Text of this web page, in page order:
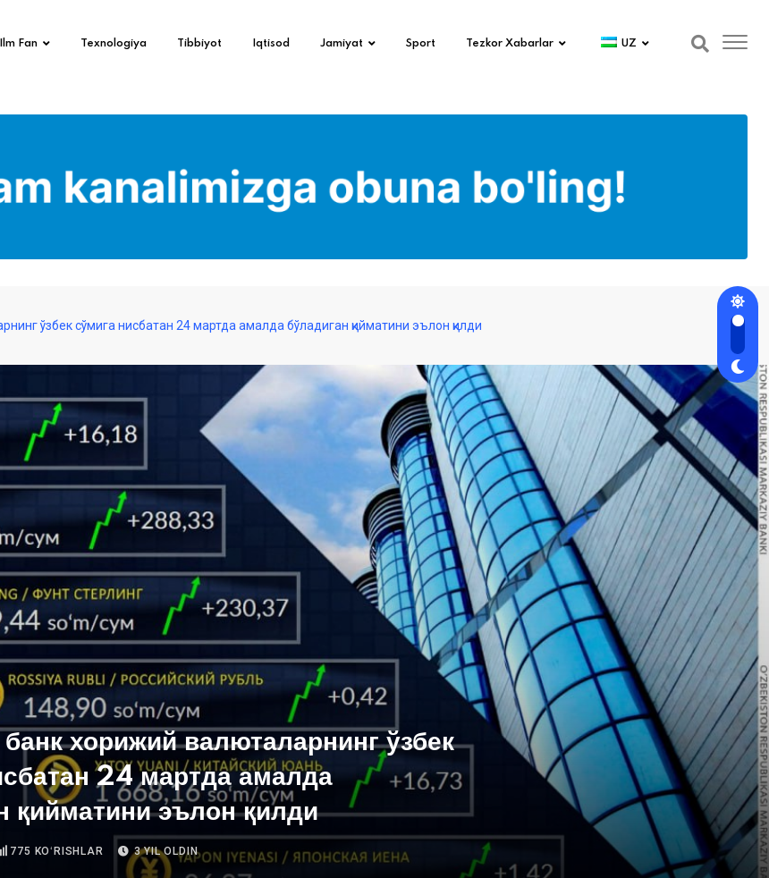
Ilm Fan Texnologiya Tibbiyot Iqtisod Jamiyat Sport Tezkor Xabarlar UZ
ўзбек сўмига нисбатан 24 мартда амалда бўладиган қийматини эълон қилди
хорижий валюталарнинг ўзбек
24 мартда амалда
қийматини эълон қилди
775 KOʻRISHLAR 3 YIL OLDIN